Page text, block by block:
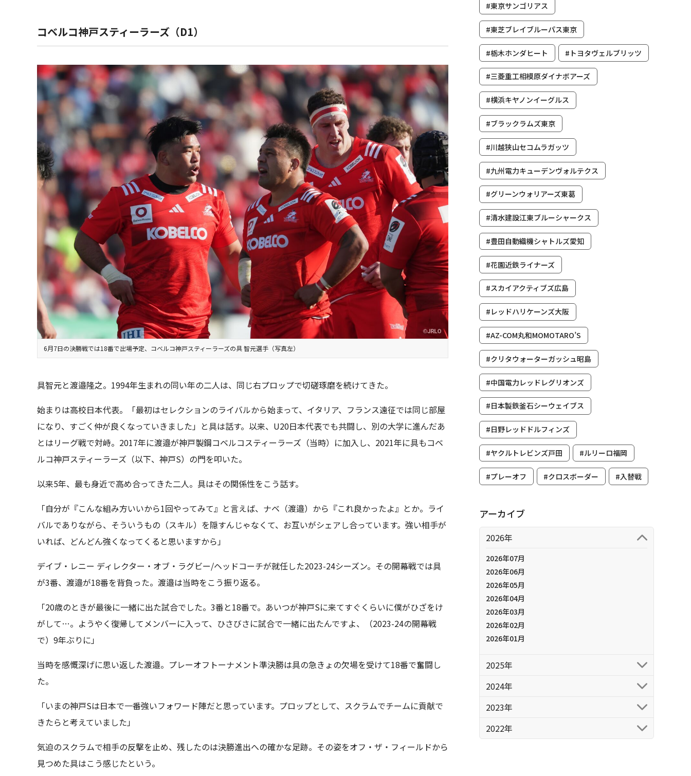
コベルコ神戸スティーラーズ（D1）
6月7日の決勝戦では18番で出場予定、コベルコ神戸スティーラーズの具 智元選手（写真左）
具智元と渡邉隆之。1994年生まれの同い年の二人は、同じ右プロップで切磋琢磨を続けてきた。
始まりは高校日本代表。「最初はセレクションのライバルから始まって、イタリア、フランス遠征では同じ部屋
になり、すごく仲が良くなっていきました」と具は話す。以来、U20日本代表でも共闘し、別の大学に進んだあ
とはリーグ戦で対峙。2017年に渡邉が神戸製鋼コベルコスティーラーズ（当時）に加入し、2021年に具もコベ
ルコ神戸スティーラーズ（以下、神戸S）の門を叩いた。
以来5年、最も身近で高め合ってきた二人。具はその関係性をこう話す。
「自分が『こんな組み方いいから1回やってみて』と言えば、ナベ（渡邉）から『これ良かったよ』とか。ライ
バルでありながら、そういうもの（スキル）を隠すんじゃなくて、お互いがシェアし合っています。強い相手が
いれば、どんどん強くなってくると思いますから」
デイブ・レニー ディレクター・オブ・ラグビー/ヘッドコーチが就任した2023-24シーズン。その開幕戦では具
が3番、渡邉が18番を背負った。渡邉は当時をこう振り返る。
「20歳のときが最後に一緒に出た試合でした。3番と18番で。あいつが神戸Sに来てすぐくらいに僕がひざをけ
がして…。ようやく復帰してメンバーに入って、ひさびさに試合で一緒に出たんですよ、（2023-24の開幕戦
で）9年ぶりに」
当時を感慨深げに思い返した渡邉。プレーオフトーナメント準決勝は具の急きょの欠場を受けて18番で奮闘し
た。
「いまの神戸Sは日本で一番強いフォワード陣だと思っています。プロップとして、スクラムでチームに貢献で
きたらと考えていました」
気迫のスクラムで相手の反撃を止め、残したのは決勝進出への確かな足跡。その姿をオフ・ザ・フィールドから
見つめた具はこう感じたという。
#東京サンゴリアス
#東芝ブレイブルーパス東京
#栃木ホンダヒート #トヨタヴェルブリッツ
#三菱重工相模原ダイナボアーズ
#横浜キヤノンイーグルス
#ブラックラムズ東京
#川越狭山セコムラガッツ
#九州電力キューデンヴォルテクス
#グリーンウォリアーズ東葛
#清水建設江東ブルーシャークス
#豊田自動織機シャトルズ愛知
#花園近鉄ライナーズ
#スカイアクティブズ広島
#レッドハリケーンズ大阪
#AZ-COM丸和MOMOTARO’S
#クリタウォーターガッシュ昭島
#中国電力レッドレグリオンズ
#日本製鉄釜石シーウェイブス
#日野レッドドルフィンズ
#ヤクルトレビンズ戸田 #ルリーロ福岡
#プレーオフ #クロスボーダー #入替戦
アーカイブ
2026年
2026年07月
2026年06月
2026年05月
2026年04月
2026年03月
2026年02月
2026年01月
2025年
2024年
2023年
2022年